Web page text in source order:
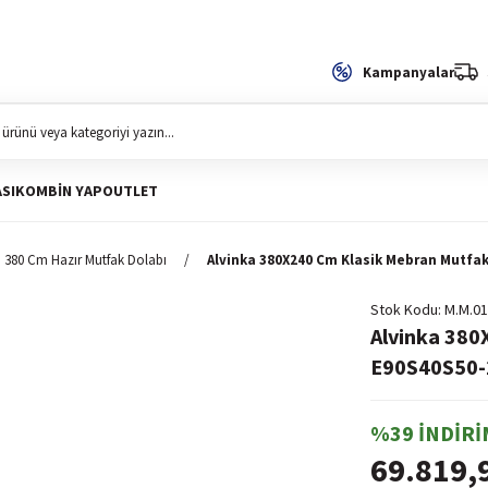
Kampanyalar
KOMBIN YAPOUTLET
380 Cm Hazır Mutfak Dolabı Alvinka 380X240 Cm Klasik Mebran
Stok Kodu
Alvinka
%39